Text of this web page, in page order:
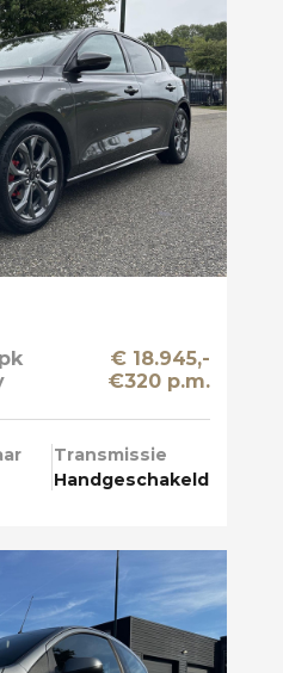
€ 18.945,-
€320 p.m.
Transmissie
Handgeschakeld